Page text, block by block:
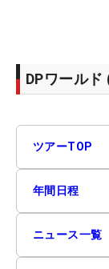
DPワール
ツアーTOP
年間日程
ニュース一覧